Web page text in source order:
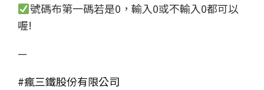
號碼布第一碼若是0，輸入0或不輸入0都可以
喔!
—
#瘋三鐵股份有限公司